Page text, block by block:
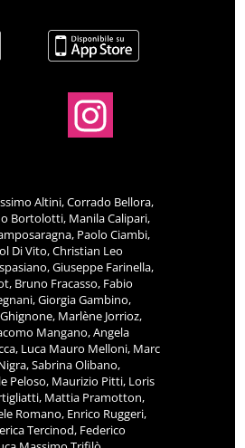
Altini, Corrado Bellora,
Bortolotti, Manila Calipari,
Paolo Ciambi,
Di Vito, Christian Leo
Giuseppe Farinella,
Bruno Fracasso, Fabio
Giorgia Gambino,
Marlène Jorrioz,
Mangano, Angela
Luca Mauro Melloni, Marc
Sabrina Olibano,
Peloso, Maurizio Pitti, Loris
Mattia Pramotton,
Romano, Enrico Ruggeri,
Tercinod, Federico